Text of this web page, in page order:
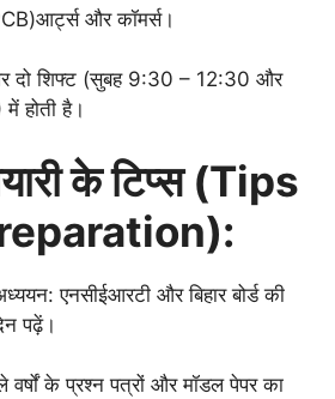
और कॉमर्स।
पर दो शिफ्ट (सुबह 9:30 – 12:30 और
होती है।
के टिप्स (Tips
एनसीईआरटी और बिहार बोर्ड की
पढ़ें।
वर्षों के प्रश्न पत्रों और मॉडल पेपर का